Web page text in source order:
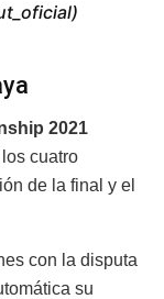
2021
cuatro
de la final y el
con la disputa
su